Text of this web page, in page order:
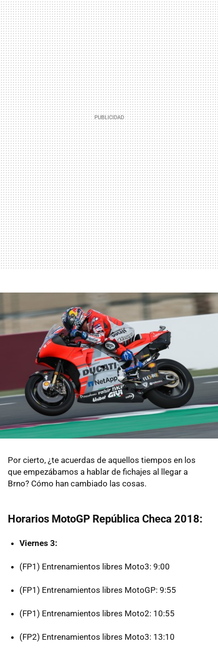
Por cierto, ¿te acuerdas de aquellos tiempos en los
que empezábamos a hablar de fichajes al llegar a
Brno? Cómo han cambiado las cosas.
Horarios MotoGP República Checa 2018:
Viernes 3:
(FP1) Entrenamientos libres Moto3: 9:00
(FP1) Entrenamientos libres MotoGP: 9:55
(FP1) Entrenamientos libres Moto2: 10:55
(FP2) Entrenamientos libres Moto3: 13:10